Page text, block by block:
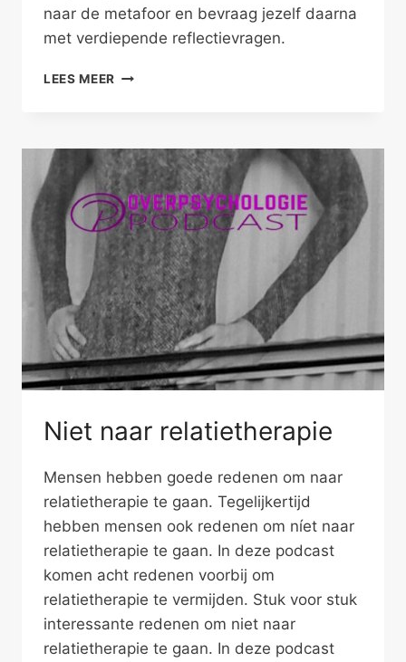
naar de metafoor en bevraag jezelf daarna
met verdiepende reflectievragen.
LEES MEER WARME
Niet naar relatietherapie
Mensen hebben goede redenen om naar
relatietherapie te gaan. Tegelijkertijd
hebben mensen ook redenen om níet naar
relatietherapie te gaan. In deze podcast
komen acht redenen voorbij om
relatietherapie te vermijden. Stuk voor stuk
interessante redenen om niet naar
relatietherapie te gaan. In deze podcast